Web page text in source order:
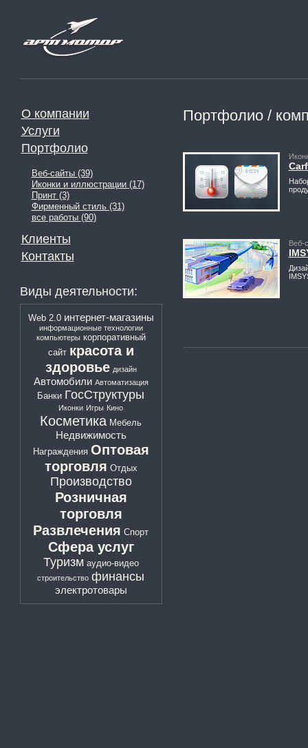
О компании
Услуги
Портфолио
Веб-сайты (39)
Иконки и иллюстрации (17)
Принт (3)
Фирменный стиль (31)
все работы (90)
Клиенты
Контакты
Виды деятельности:
Web 2.0 интернет-магазины
информационные технологии
компьютеры корпоративный
сайт красота и
здоровье дизайн
Автомобили Автоматизация
Банки ГосСтруктуры
Иконки Игры Кино
Косметика Мебель
Недвижимость
Награждения Оптовая
торговля Отдых
Производство
Розничная
торговля
Развлечения Спорт
Сфера услуг
Туризм аудио-видео
строительство финансы
электротовары
Портфолио /
Веб-